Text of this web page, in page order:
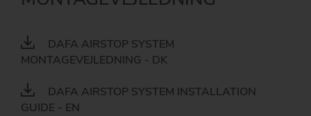
DAFA AIRSTOP SYSTEM
MONTAGEVEJLEDNING - DK
DAFA AIRSTOP SYSTEM INSTALLATION
GUIDE - EN